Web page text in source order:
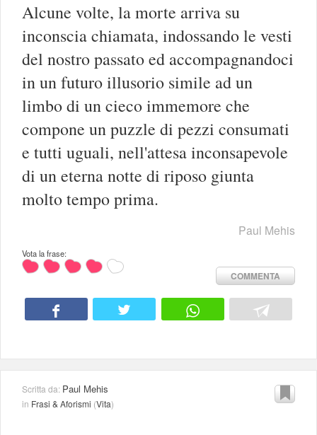
Alcune volte, la morte arriva su
inconscia chiamata, indossando le vesti
del nostro passato ed accompagnandoci
in un futuro illusorio simile ad un
limbo di un cieco immemore che
compone un puzzle di pezzi consumati
e tutti uguali, nell'attesa inconsapevole
di un eterna notte di riposo giunta
molto tempo prima.
Paul Mehis
Vota la frase:
COMMENTA
Scritta da: Paul Mehis
in Frasi & Aforismi (Vita)